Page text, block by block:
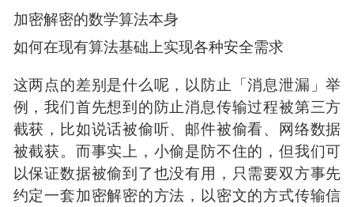
斯电码、移位加密、字符替换之类。在一些小说
里，「字母e在英文里出现频率最高」这种基本的
破解方法很多人也都耳熟能详。
但真正说到密码学研究什么，大家其实都比较陌
生。密码学关注的事情主要有两点：
加密解密的数学算法本身